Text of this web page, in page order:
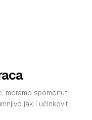
moramo spomenuti
jak i učinkovit